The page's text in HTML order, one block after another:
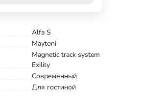
Alfa S
Maytoni
Magnetic track system
Exility
Современный
Для гостиной